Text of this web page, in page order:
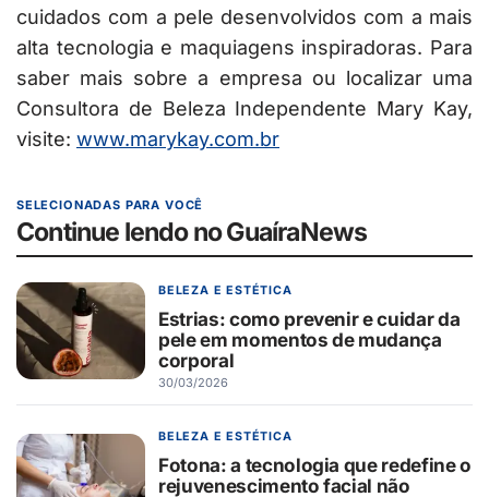
cuidados com a pele desenvolvidos com a mais
alta tecnologia e maquiagens inspiradoras. Para
saber mais sobre a empresa ou localizar uma
Consultora de Beleza Independente Mary Kay,
visite: www.marykay.com.br
SELECIONADAS PARA VOCÊ
Continue lendo no GuaíraNews
BELEZA E ESTÉTICA
Estrias: como prevenir e cuidar da
pele em momentos de mudança
corporal
30/03/2026
BELEZA E ESTÉTICA
Fotona: a tecnologia que redefine o
rejuvenescimento facial não